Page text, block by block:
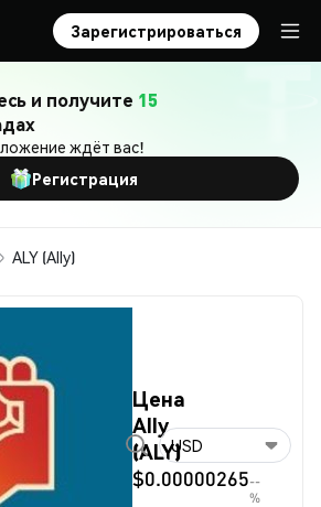
Зарегистрироваться
и получите 15
ждёт вас!
Регистрация
ALY (Ally)
Цена
Ally
(ALY)
$0.00000265--
%
USD